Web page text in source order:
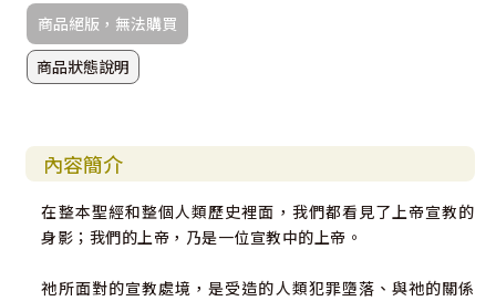
商品絕版，無法購買
商品狀態說明
內容簡介
在整本聖經和整個人類歷史裡面，我們都看見了上帝宣教的
身影；我們的上帝，乃是一位宣教中的上帝。
祂所面對的宣教處境，是受造的人類犯罪墮落、與祂的關係